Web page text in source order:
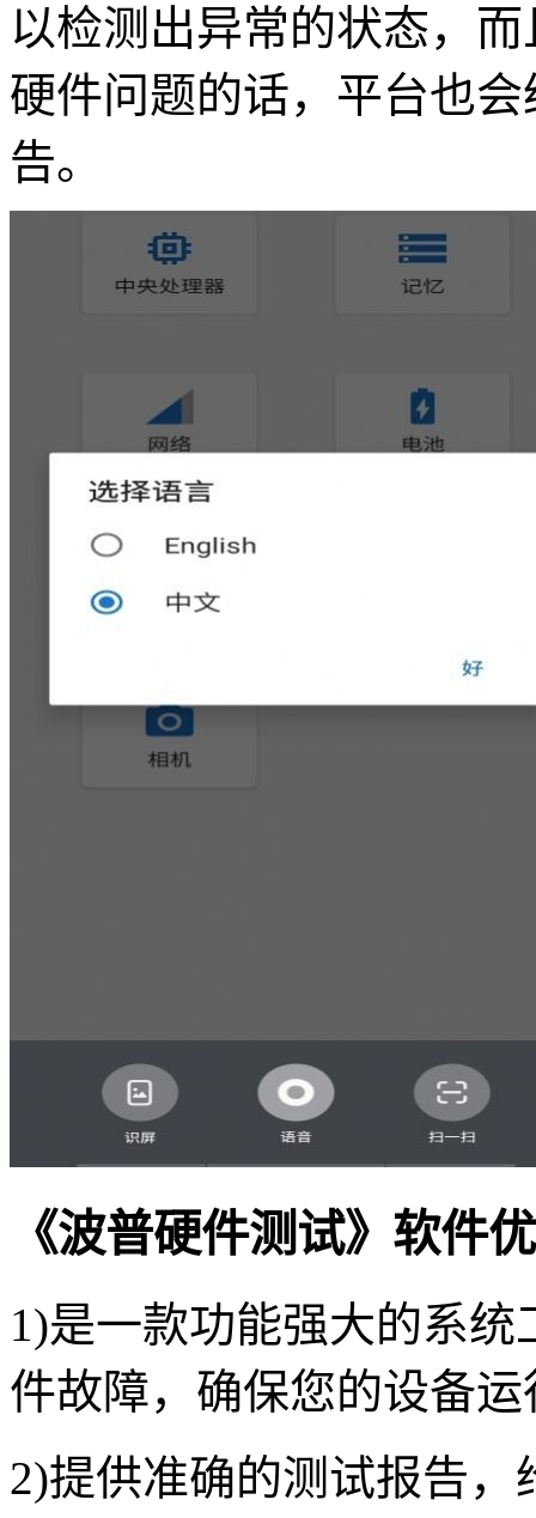
以检测出异常的状态，
硬件问题的话，平台也
告。
《波普硬件测试》软件
1)是一款功能强大的系
件故障，确保您的设备
2)提供准确的测试报告